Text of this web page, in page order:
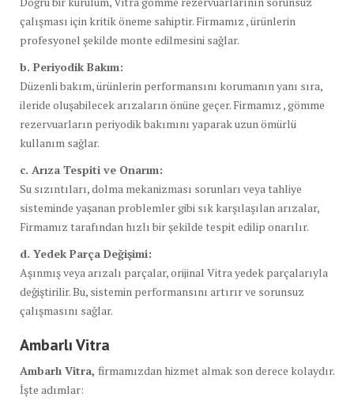
çalışması için kritik öneme sahiptir. Firmamız , ürünlerin
profesyonel şekilde monte edilmesini sağlar.
b. Periyodik Bakım:
Düzenli bakım, ürünlerin performansını korumanın yanı sıra,
ileride oluşabilecek arızaların önüne geçer. Firmamız , gömme
rezervuarların periyodik bakımını yaparak uzun ömürlü
kullanım sağlar.
c. Arıza Tespiti ve Onarım:
Su sızıntıları, dolma mekanizması sorunları veya tahliye
sisteminde yaşanan problemler gibi sık karşılaşılan arızalar,
Firmamız tarafından hızlı bir şekilde tespit edilip onarılır.
d. Yedek Parça Değişimi:
Aşınmış veya arızalı parçalar, orijinal Vitra yedek parçalarıyla
değiştirilir. Bu, sistemin performansını artırır ve sorunsuz
çalışmasını sağlar.
Ambarlı Vitra
Ambarlı Vitra, firmamızdan hizmet almak son derece kolaydır.
İşte adımlar: